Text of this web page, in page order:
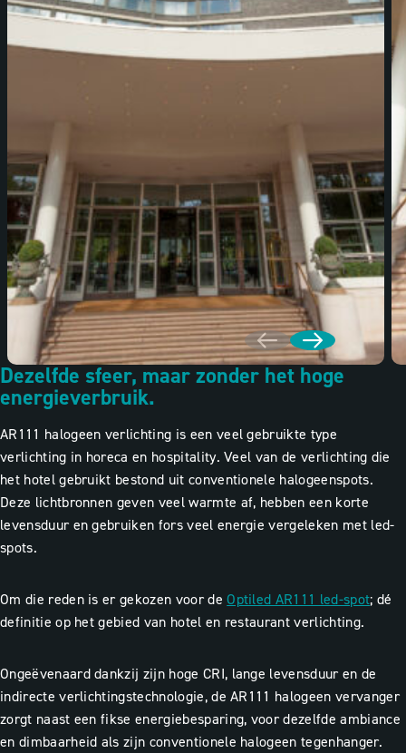
Dezelfde sfeer, maar zonder het hoge
energieverbruik.
AR111 halogeen verlichting is een veel gebruikte type
verlichting in horeca en hospitality. Veel van de verlichting die
het hotel gebruikt bestond uit conventionele halogeenspots.
Deze lichtbronnen geven veel warmte af, hebben een korte
levensduur en gebruiken fors veel energie vergeleken met led-
spots.
Om die reden is er gekozen voor deOptiled AR111 led-spot; dé
definitie op het gebied van hotel en restaurant verlichting.
Ongeëvenaard dankzij zijn hoge CRI, lange levensduur en de
indirecte verlichtingstechnologie, de AR111 halogeen vervanger
zorgt naast een fikse energiebesparing, voor dezelfde ambiance
en dimbaarheid als zijn conventionele halogeen tegenhanger.